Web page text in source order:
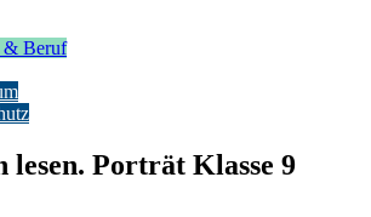
& Beruf
lesen. Porträt Klasse 9